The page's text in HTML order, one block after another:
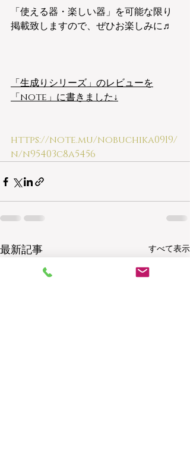
「使える器・楽しい器」を可能な限り
掲載致しますので、ぜひお楽しみに♬
「生成りシリーズ」のレビューを
「note」に書きました↓
https://note.mu/nobuchika0919/
n/n95403c8a5456
最新記事 すべて表示